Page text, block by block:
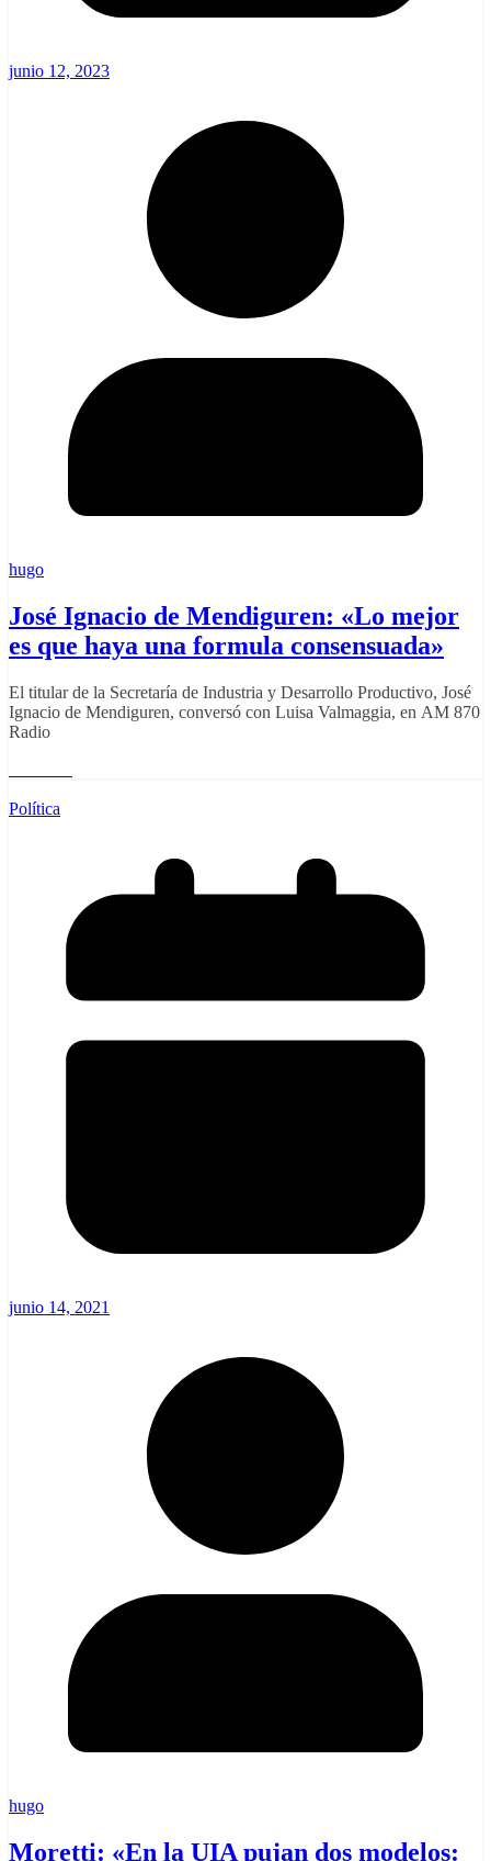
junio 12, 2023
hugo
José Ignacio de Mendiguren: «Lo mejor
es que haya una formula consensuada»
El titular de la Secretaría de Industria y Desarrollo Productivo, José
Ignacio de Mendiguren, conversó con Luisa Valmaggia, en AM 870
Radio
Política
junio 14, 2021
hugo
Moretti: «En la UIA pujan dos modelos: